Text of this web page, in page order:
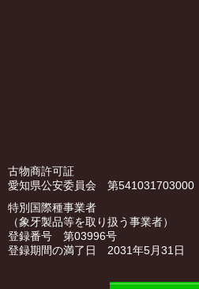
古物商許可証
愛知県公安委員会 第541031703000
特別国際種事業者
（象牙製品等を取り扱う事業者）
登録番号 第03996号
登録期間の満了日 2031年5月31日